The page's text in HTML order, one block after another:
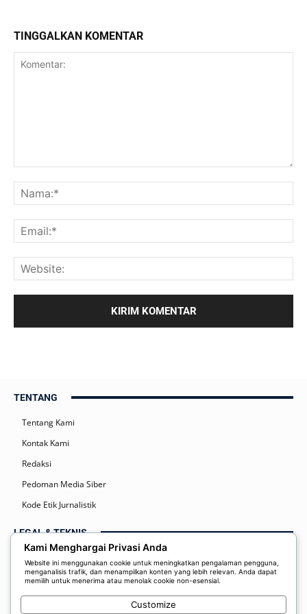
TINGGALKAN KOMENTAR
TENTANG
Tentang Kami
Kontak Kami
Redaksi
Pedoman Media Siber
Kode Etik Jurnalistik
LEGAL & TEKNIS
Kebijakan Privasi
Syarat dan Ketentuan
Disclaimer
Kami Menghargai Privasi Anda
Website ini menggunakan cookie untuk meningkatkan pengalaman pengguna,
menganalisis trafik, dan menampilkan konten yang lebih relevan. Anda dapat
memilih untuk menerima atau menolak cookie non-esensial.
Customize